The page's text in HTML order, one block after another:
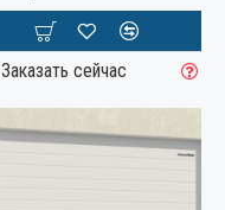
Заказать сейчас